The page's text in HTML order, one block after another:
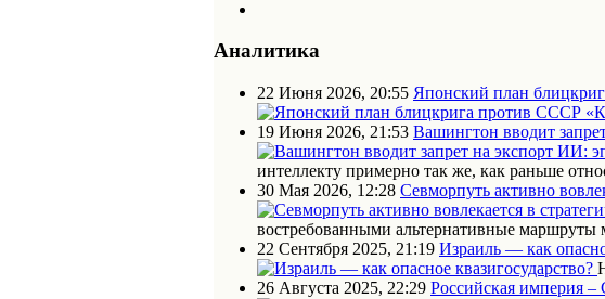
Аналитика
22 Июня 2026, 20:55 Японский план
19 Июня 2026, 21:53 Вашингтон вводит
интеллекту примерно так же, как раньше
30 Мая 2026, 12:28 Севморпуть активно
востребованными альтернативные маршруты
22 Сентября 2025, 21:19 Израиль — как
26 Августа 2025, 22:29 Российская империя